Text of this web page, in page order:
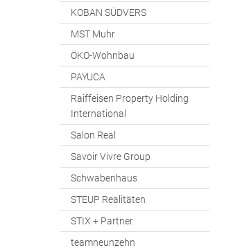
KOBAN SÜDVERS
MST Muhr
ÖKO-Wohnbau
PAYUCA
Raiffeisen Property Holding
International
Salon Real
Savoir Vivre Group
Schwabenhaus
STEUP Realitäten
STIX + Partner
teamneunzehn